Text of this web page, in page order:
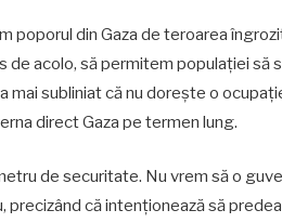
poporul din Gaza de teroarea
acolo, să permitem populației să
mai subliniat că nu dorește o
direct Gaza pe termen lung.
de securitate. Nu vrem să o
că intenționează să